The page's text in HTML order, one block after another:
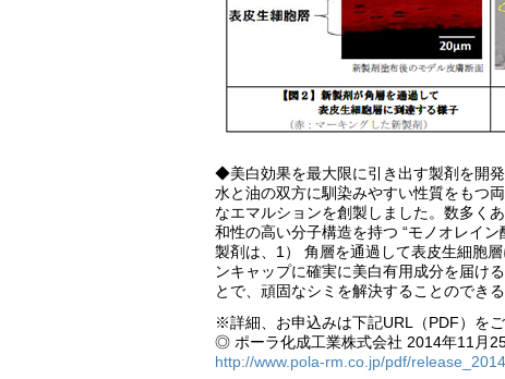
◆美白効果を最大限に引き出す製剤を開発
水と油の双方に馴染みやすい性質をもつ
なエマルションを創製しました。数多く
和性の高い分子構造を持つ “モノオレイ
製剤は、1） 角層を通過して表皮生細胞
ンキャップに確実に美白有用成分を届け
とで、頑固なシミを解決することのでき
※詳細、お申込みは下記URL（PDF）を
◎ ポーラ化成工業株式会社 2014年11月
http://www.pola-rm.co.jp/pdf/